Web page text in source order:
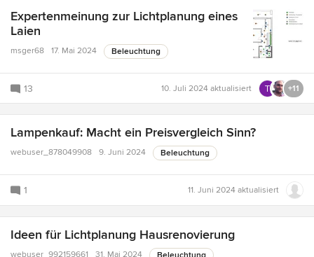
Expertenmeinung zur Lichtplanung eines
Laien
msger68 17. Mai 2024 Beleuchtung
13 10. Juli 2024 aktualisiert +11
Lampenkauf: Macht ein Preisvergleich Sinn?
webuser_878049908 9. Juni 2024 Beleuchtung
1 11. Juni 2024 aktualisiert
Ideen für Lichtplanung Hausrenovierung
webuser_992159661 31. Mai 2024